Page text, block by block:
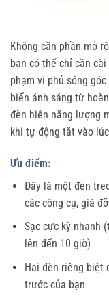
Không cần phần mở
bạn có thể chỉ cần
phạm vi phủ sóng
biến ánh sáng từ
đèn hiên năng lượng
khi tự động tắt vào
Ưu điểm:
Đây là một đèn
các công cụ, giá
Sạc cực kỳ nhanh
lên đến 10 giờ)
Hai đèn riêng biệt
trước của bạn